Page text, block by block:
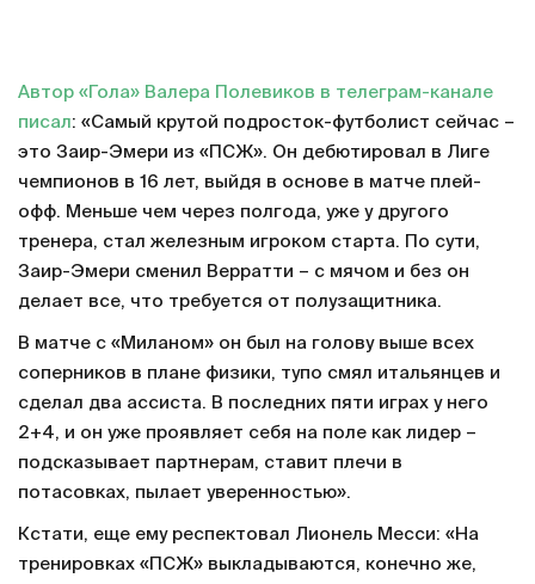
Автор «Гола» Валера Полевиков в телеграм-канале
писал: «Самый крутой подросток-футболист сейчас –
это Заир-Эмери из «ПСЖ». Он дебютировал в Лиге
чемпионов в 16 лет, выйдя в основе в матче плей-
офф. Меньше чем через полгода, уже у другого
тренера, стал железным игроком старта. По сути,
Заир-Эмери сменил Верратти – с мячом и без он
делает все, что требуется от полузащитника.
В матче с «Миланом» он был на голову выше всех
соперников в плане физики, тупо смял итальянцев и
сделал два ассиста. В последних пяти играх у него
2+4, и он уже проявляет себя на поле как лидер –
подсказывает партнерам, ставит плечи в
потасовках, пылает уверенностью».
Кстати, еще ему респектовал Лионель Месси: «На
тренировках «ПСЖ» выкладываются, конечно же,